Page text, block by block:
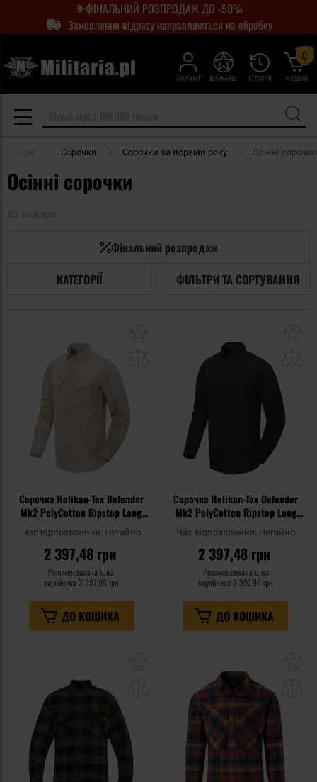
ФІНАЛЬНИЙ РОЗПРОДАЖ ДО -50%
Замовлення відразу направляються на обробку
АКАУНТ ІСТОРІЯ
БАЖАНЕ КОШИК
0
Сорочки Сорочки за порами року Осінні сорочки
Осінні сорочки
Фінальний розпродаж
КАТЕГОРІЇ
ФІЛЬТРИ ТА СОРТУВАННЯ
уподобань
Сорочка Helikon-Tex Defender
Mk2 PolyCotton Ripstop Long
Sleeve - Khaki
Час відправлення: Негайно
2 397,48 грн
Рекомендована ціна
виробника 2 397,96 грн
ДО КОШИКА
Сорочка Helikon-Tex Defender
Mk2 PolyCotton Ripstop Long
Sleeve - Black
Час відправлення: Негайно
2 397,48 грн
Рекомендована ціна
виробника 2 397,96 грн
ДО КОШИКА
уподобань